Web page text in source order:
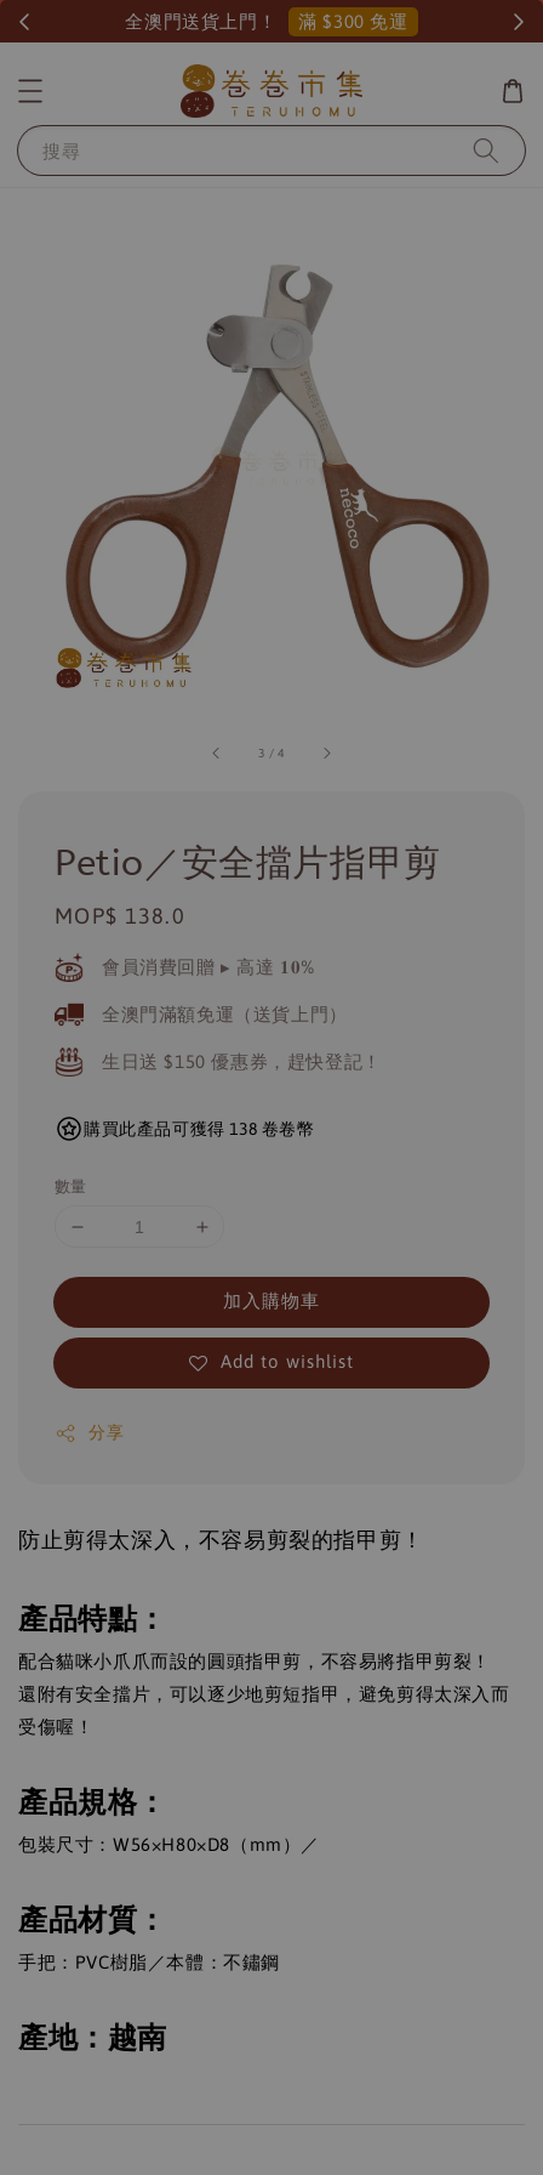
全澳門送貨上門！ 滿 $300 免運
搜尋
3 /4
Petio／安全擋片指甲剪
Regular
price
MOP$ 138.0
會員消費回贈 ▸ 高達 𝟏𝟎%
全澳門滿額免運（送貨上門）
生日送 $150 優惠券，趕快登記！
購買此產品可獲得 138 卷卷幣
數量
加入購物車
Add to wishlist
分享
防止剪得太深入，不容易剪裂的指甲剪！
產品特點：
配合貓咪小爪爪而設的圓頭指甲剪，不容易將指甲剪裂！
還附有安全擋片，可以逐少地剪短指甲，避免剪得太深入而
受傷喔！
產品規格：
包裝尺寸：W56×H80×D8（mm）／
產品材質：
手把：PVC樹脂／本體：不鏽鋼
產地：越南